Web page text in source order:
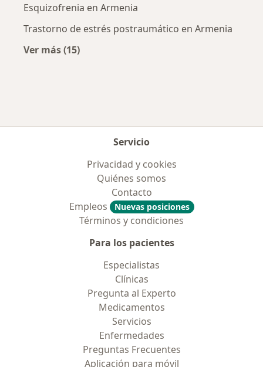
Esquizofrenia en Armenia
Trastorno de estrés postraumático en Armenia
Ver más (15)
Servicio
Privacidad y cookies
Quiénes somos
Contacto
Empleos
Nuevas posiciones
Términos y condiciones
Para los pacientes
Especialistas
Clínicas
Pregunta al Experto
Medicamentos
Servicios
Enfermedades
Preguntas Frecuentes
Aplicación para móvil